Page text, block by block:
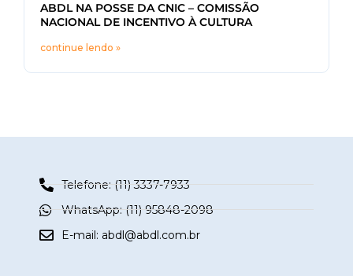
ABDL NA POSSE DA CNIC – COMISSÃO
NACIONAL DE INCENTIVO À CULTURA
continue lendo »
Telefone: (11) 3337-7933
WhatsApp: (11) 95848-2098
E-mail: abdl@abdl.com.br